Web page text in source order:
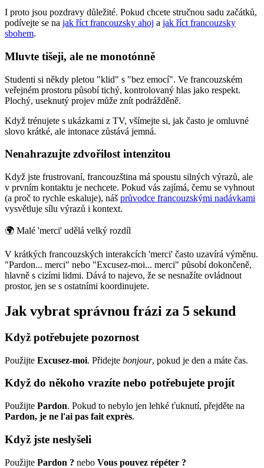
I proto jsou pozdravy důležité. Pokud chcete stručnou sadu začátků,
podívejte se na jak říct francouzsky ahoj a jak říct francouzsky
sbohem.
Mluvte tišeji, ale ne monotónně
Studenti si někdy pletou "klid" s "bez emocí". Ve francouzském
veřejném prostoru působí tichý, kontrolovaný hlas jako respekt.
Plochý, useknutý projev může znít podrážděně.
Když trénujete s ukázkami z TV, všímejte si, jak často je omluvné
slovo krátké, ale intonace zůstává jemná.
Nenahrazujte zdvořilost intenzitou
Když jste frustrovaní, francouzština má spoustu silných výrazů, ale
v prvním kontaktu je nechcete. Pokud vás zajímá, čemu se vyhnout
(a proč to rychle eskaluje), náš průvodce francouzskými nadávkami
vysvětluje sílu výrazů i kontext.
🌍 Malé 'merci' udělá velký rozdíl
V krátkých francouzských interakcích 'merci' často uzavírá výměnu.
"Pardon... merci" nebo "Excusez-moi... merci" působí dokončeně,
hlavně s cizími lidmi. Dává to najevo, že se nesnažíte ovládnout
prostor, jen se s ostatními koordinujete.
Jak vybrat správnou frázi za 5 sekund
Když potřebujete pozornost
Použijte Excusez-moi. Přidejte bonjour, pokud je den a máte čas.
Když do někoho vrazíte nebo potřebujete projít
Použijte Pardon. Pokud to nebylo jen lehké ťuknutí, přejděte na
Pardon, je ne l'ai pas fait exprès.
Když jste neslyšeli
Použijte Pardon ? nebo Vous pouvez répéter ?